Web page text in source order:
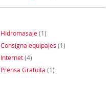
Hidromasaje(1)
Consigna equipajes (1)
Internet(4)
Prensa Gratuita (1)